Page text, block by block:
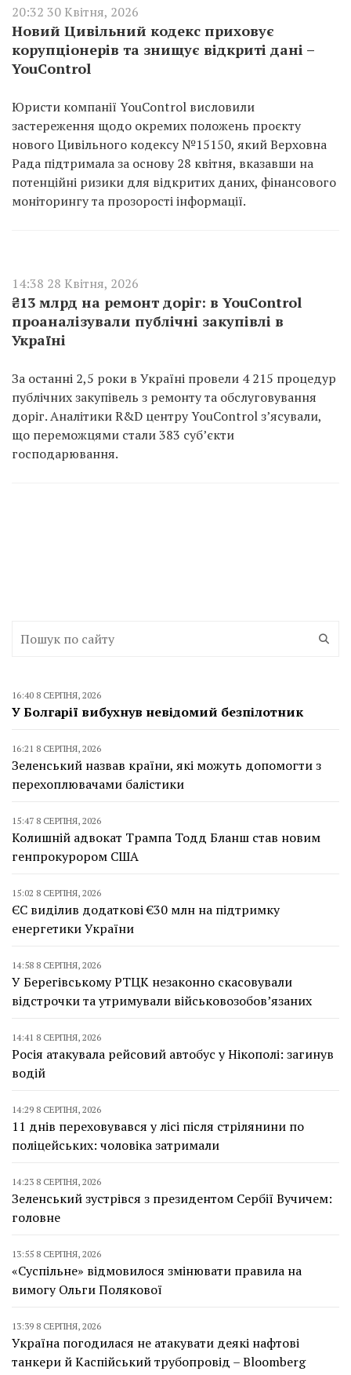
20:32 30 Квітня, 2026
Новий Цивільний кодекс приховує
корупціонерів та знищує відкриті дані –
YouControl
Юристи компанії YouControl висловили
застереження щодо окремих положень проєкту
нового Цивільного кодексу №15150, який Верховна
Рада підтримала за основу 28 квітня, вказавши на
потенційні ризики для відкритих даних, фінансового
моніторингу та прозорості інформації.
14:38 28 Квітня, 2026
₴13 млрд на ремонт доріг: в YouControl
проаналізували публічні закупівлі в
Україні
За останні 2,5 роки в Україні провели 4 215 процедур
публічних закупівель з ремонту та обслуговування
доріг. Аналітики R&D центру YouControl з’ясували,
що переможцями стали 383 суб’єкти
господарювання.
16:40 8 СЕРПНЯ, 2026
У Болгарії вибухнув невідомий безпілотник
16:21 8 СЕРПНЯ, 2026
Зеленський назвав країни, які можуть допомогти з
перехоплювачами балістики
15:47 8 СЕРПНЯ, 2026
Колишній адвокат Трампа Тодд Бланш став новим
генпрокурором США
15:02 8 СЕРПНЯ, 2026
ЄС виділив додаткові €30 млн на підтримку
енергетики України
14:58 8 СЕРПНЯ, 2026
У Берегівському РТЦК незаконно скасовували
відстрочки та утримували військовозобов’язаних
14:41 8 СЕРПНЯ, 2026
Росія атакувала рейсовий автобус у Нікополі: загинув
водій
14:29 8 СЕРПНЯ, 2026
11 днів переховувався у лісі після стрілянини по
поліцейських: чоловіка затримали
14:23 8 СЕРПНЯ, 2026
Зеленський зустрівся з президентом Сербії Вучичем:
головне
13:55 8 СЕРПНЯ, 2026
«Суспільне» відмовилося змінювати правила на
вимогу Ольги Полякової
13:39 8 СЕРПНЯ, 2026
Україна погодилася не атакувати деякі нафтові
танкери й Каспійський трубопровід – Bloomberg